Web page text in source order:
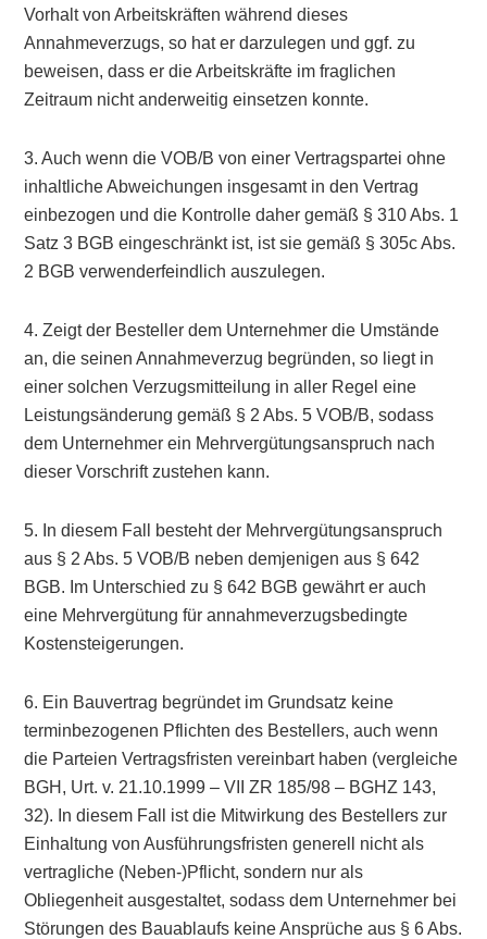
Vorhalt von Arbeitskräften während dieses
Annahmeverzugs, so hat er darzulegen und ggf. zu
beweisen, dass er die Arbeitskräfte im fraglichen
Zeitraum nicht anderweitig einsetzen konnte.
3. Auch wenn die VOB/B von einer Vertragspartei ohne
inhaltliche Abweichungen insgesamt in den Vertrag
einbezogen und die Kontrolle daher gemäß § 310 Abs. 1
Satz 3 BGB eingeschränkt ist, ist sie gemäß § 305c Abs.
2 BGB verwenderfeindlich auszulegen.
4. Zeigt der Besteller dem Unternehmer die Umstände
an, die seinen Annahmeverzug begründen, so liegt in
einer solchen Verzugsmitteilung in aller Regel eine
Leistungsänderung gemäß § 2 Abs. 5 VOB/B, sodass
dem Unternehmer ein Mehrvergütungsanspruch nach
dieser Vorschrift zustehen kann.
5. In diesem Fall besteht der Mehrvergütungsanspruch
aus § 2 Abs. 5 VOB/B neben demjenigen aus § 642
BGB. Im Unterschied zu § 642 BGB gewährt er auch
eine Mehrvergütung für annahmeverzugsbedingte
Kostensteigerungen.
6. Ein Bauvertrag begründet im Grundsatz keine
terminbezogenen Pflichten des Bestellers, auch wenn
die Parteien Vertragsfristen vereinbart haben (vergleiche
BGH, Urt. v. 21.10.1999 – VII ZR 185/98 – BGHZ 143,
32). In diesem Fall ist die Mitwirkung des Bestellers zur
Einhaltung von Ausführungsfristen generell nicht als
vertragliche (Neben-)Pflicht, sondern nur als
Obliegenheit ausgestaltet, sodass dem Unternehmer bei
Störungen des Bauablaufs keine Ansprüche aus § 6 Abs.